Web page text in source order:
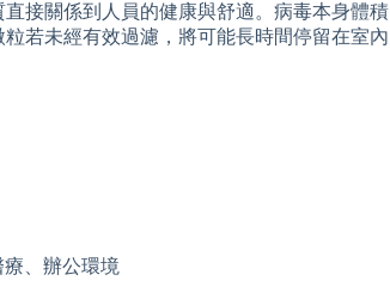
接關係到人員的健康與舒適。病毒本身體積
若未經有效過濾，將可能長時間停留在室內
療、辦公環境